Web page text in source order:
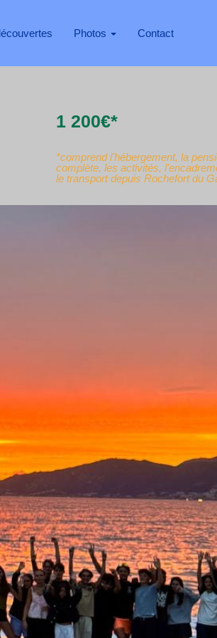
Photos Contact
1 200€*
*comprend l'hébergement, la
complète, les activités,
le transport depuis Rochefort du